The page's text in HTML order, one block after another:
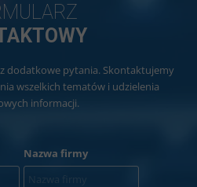
dodatkowe pytania. Skontaktujemy
wszelkich tematów i udzielenia
informacji.
Nazwa firmy